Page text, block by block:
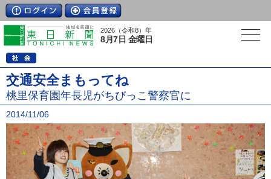
2026（令和8）年
8月7日 金曜日
交通安全まもってね
桃里保育園年長児がちびっこ警察官に
2014/11/06